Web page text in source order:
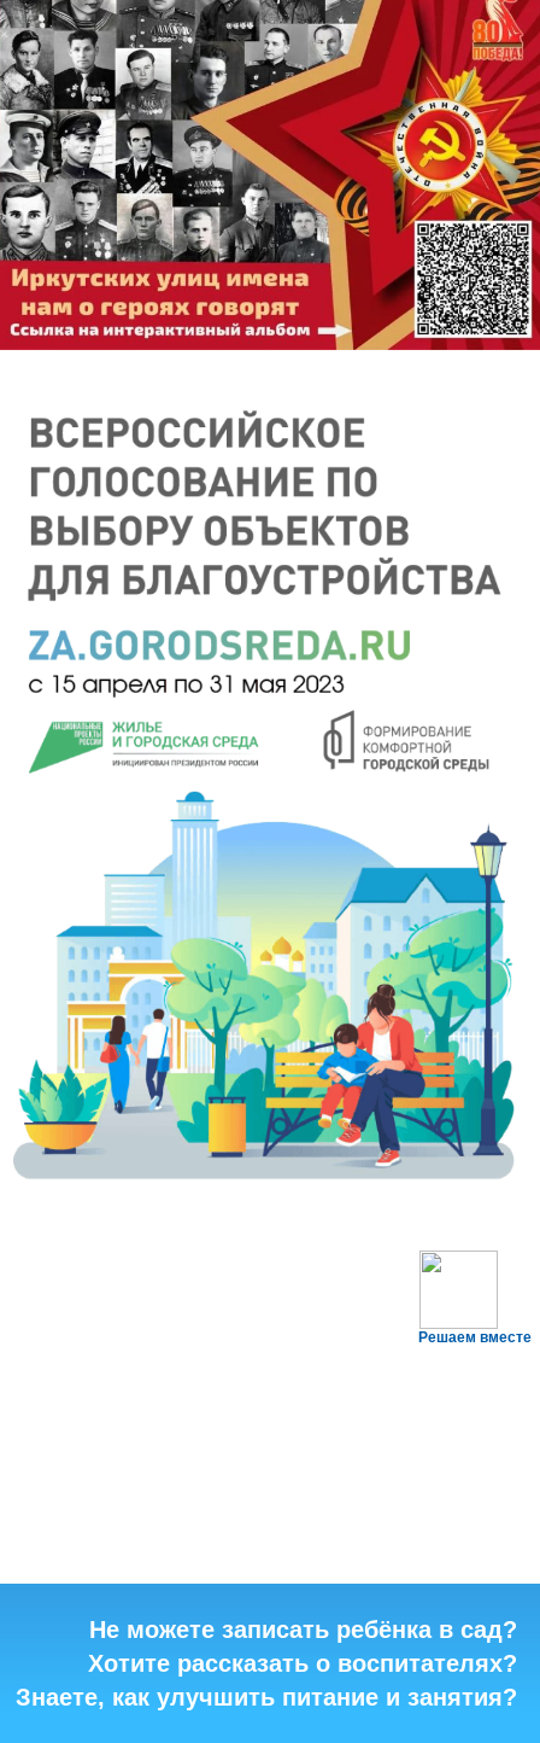
Решаем вместе
Не можете записать ребёнка в сад?
Хотите рассказать о воспитателях?
Знаете, как улучшить питание и занятия?